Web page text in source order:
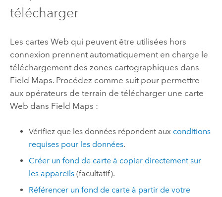
télécharger
Les cartes Web qui peuvent être utilisées hors
connexion prennent automatiquement en charge le
téléchargement des zones cartographiques dans
Field Maps. Procédez comme suit pour permettre
aux opérateurs de terrain de télécharger une carte
Web dans Field Maps :
Vérifiez que les données répondent aux conditions
requises pour les données.
Créer un fond de carte à copier directement sur
les appareils (facultatif).
Référencer un fond de carte à partir de votre